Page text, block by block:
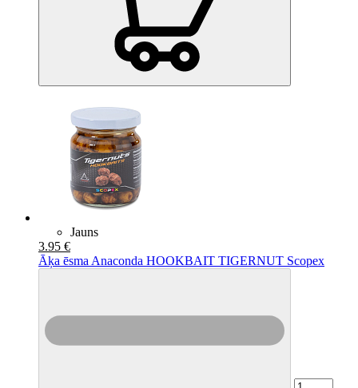
Jauns
3.95 €
Āķa ēsma Anaconda HOOKBAIT TIGERNUT Scopex